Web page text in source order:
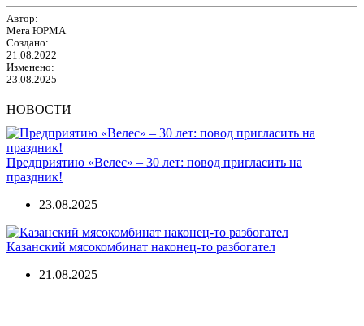
Автор:
Мега ЮРМА
Создано:
21.08.2022
Изменено:
23.08.2025
НОВОСТИ
Предприятию «Велес» – 30 лет: повод пригласить на
праздник!
23.08.2025
Казанский мясокомбинат наконец-то разбогател
21.08.2025